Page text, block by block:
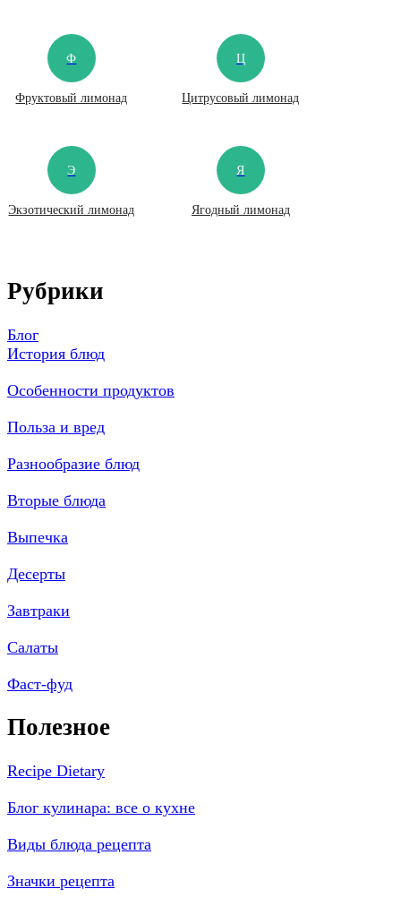
Ф
Фруктовый лимонад
Ц
Цитрусовый лимонад
Э
Экзотический лимонад
Я
Ягодный лимонад
Рубрики
Блог
История блюд
Особенности продуктов
Польза и вред
Разнообразие блюд
Вторые блюда
Выпечка
Десерты
Завтраки
Салаты
Фаст-фуд
Полезное
Recipe Dietary
Блог кулинара: все о кухне
Виды блюда рецепта
Значки рецепта